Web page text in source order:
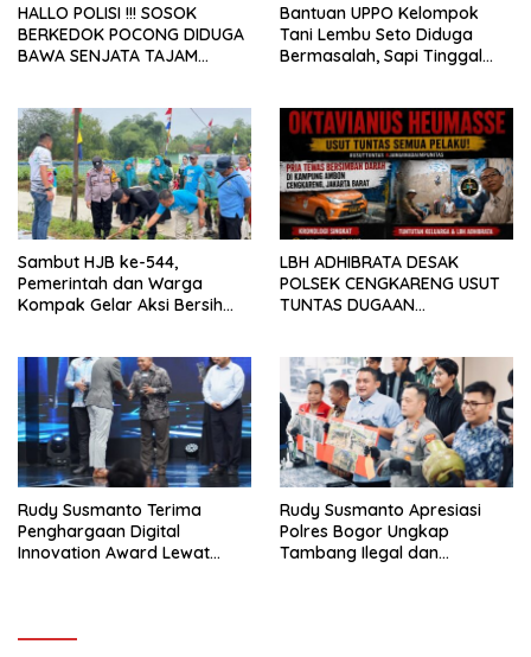
HALLO POLISI !!! SOSOK
BERKEDOK POCONG DIDUGA
BAWA SENJATA TAJAM
LEBONG
Bantuan UPPO Kelompok
Tani Lembu Seto Diduga
Bermasalah, Sapi Tinggal
Sambut HJB ke-544,
Pemerintah dan Warga
Kompak Gelar Aksi Bersih
LBH ADHIBRATA DESAK
POLSEK CENGKARENG USUT
TUNTAS DUGAAN
Rudy Susmanto Terima
Penghargaan Digital
Innovation Award Lewat
Rudy Susmanto Apresiasi
Polres Bogor Ungkap
Tambang Ilegal dan